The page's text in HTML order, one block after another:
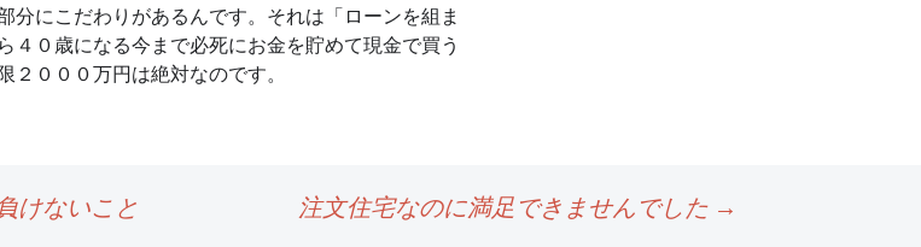
分にこだわりがあるんです。それは「ローンを組ま
４０歳になる今まで必死にお金を貯めて現金で買う
２０００万円は絶対なのです。
けないこと 注文住宅なのに満足できませんでした →